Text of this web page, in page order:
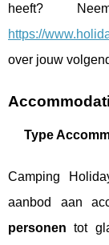
heeft?
https://
over jouw
Type
Camping
aanbod aan
personen tot